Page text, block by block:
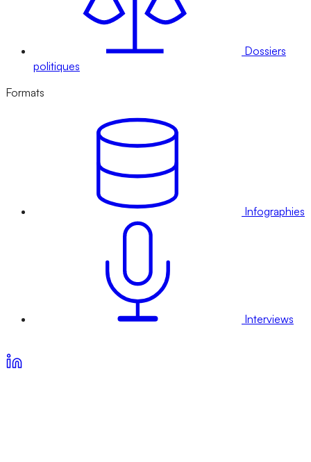
Dossiers
politiques
Formats
Infographies
Interviews